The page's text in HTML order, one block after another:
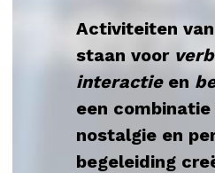
Activiteiten van
staan voor
interactie en
een combinatie
nostalgie en
begeleiding